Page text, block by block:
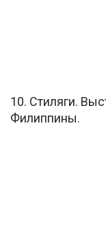
10. Стиляги.
Филиппины.